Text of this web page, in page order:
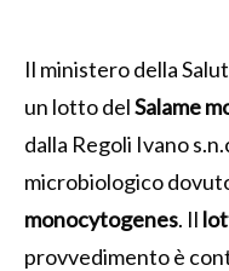
Il ministero della
un lotto delSalame
dalla Regoli Ivano
microbiologico
monocytogenes. Il
provvedimento è